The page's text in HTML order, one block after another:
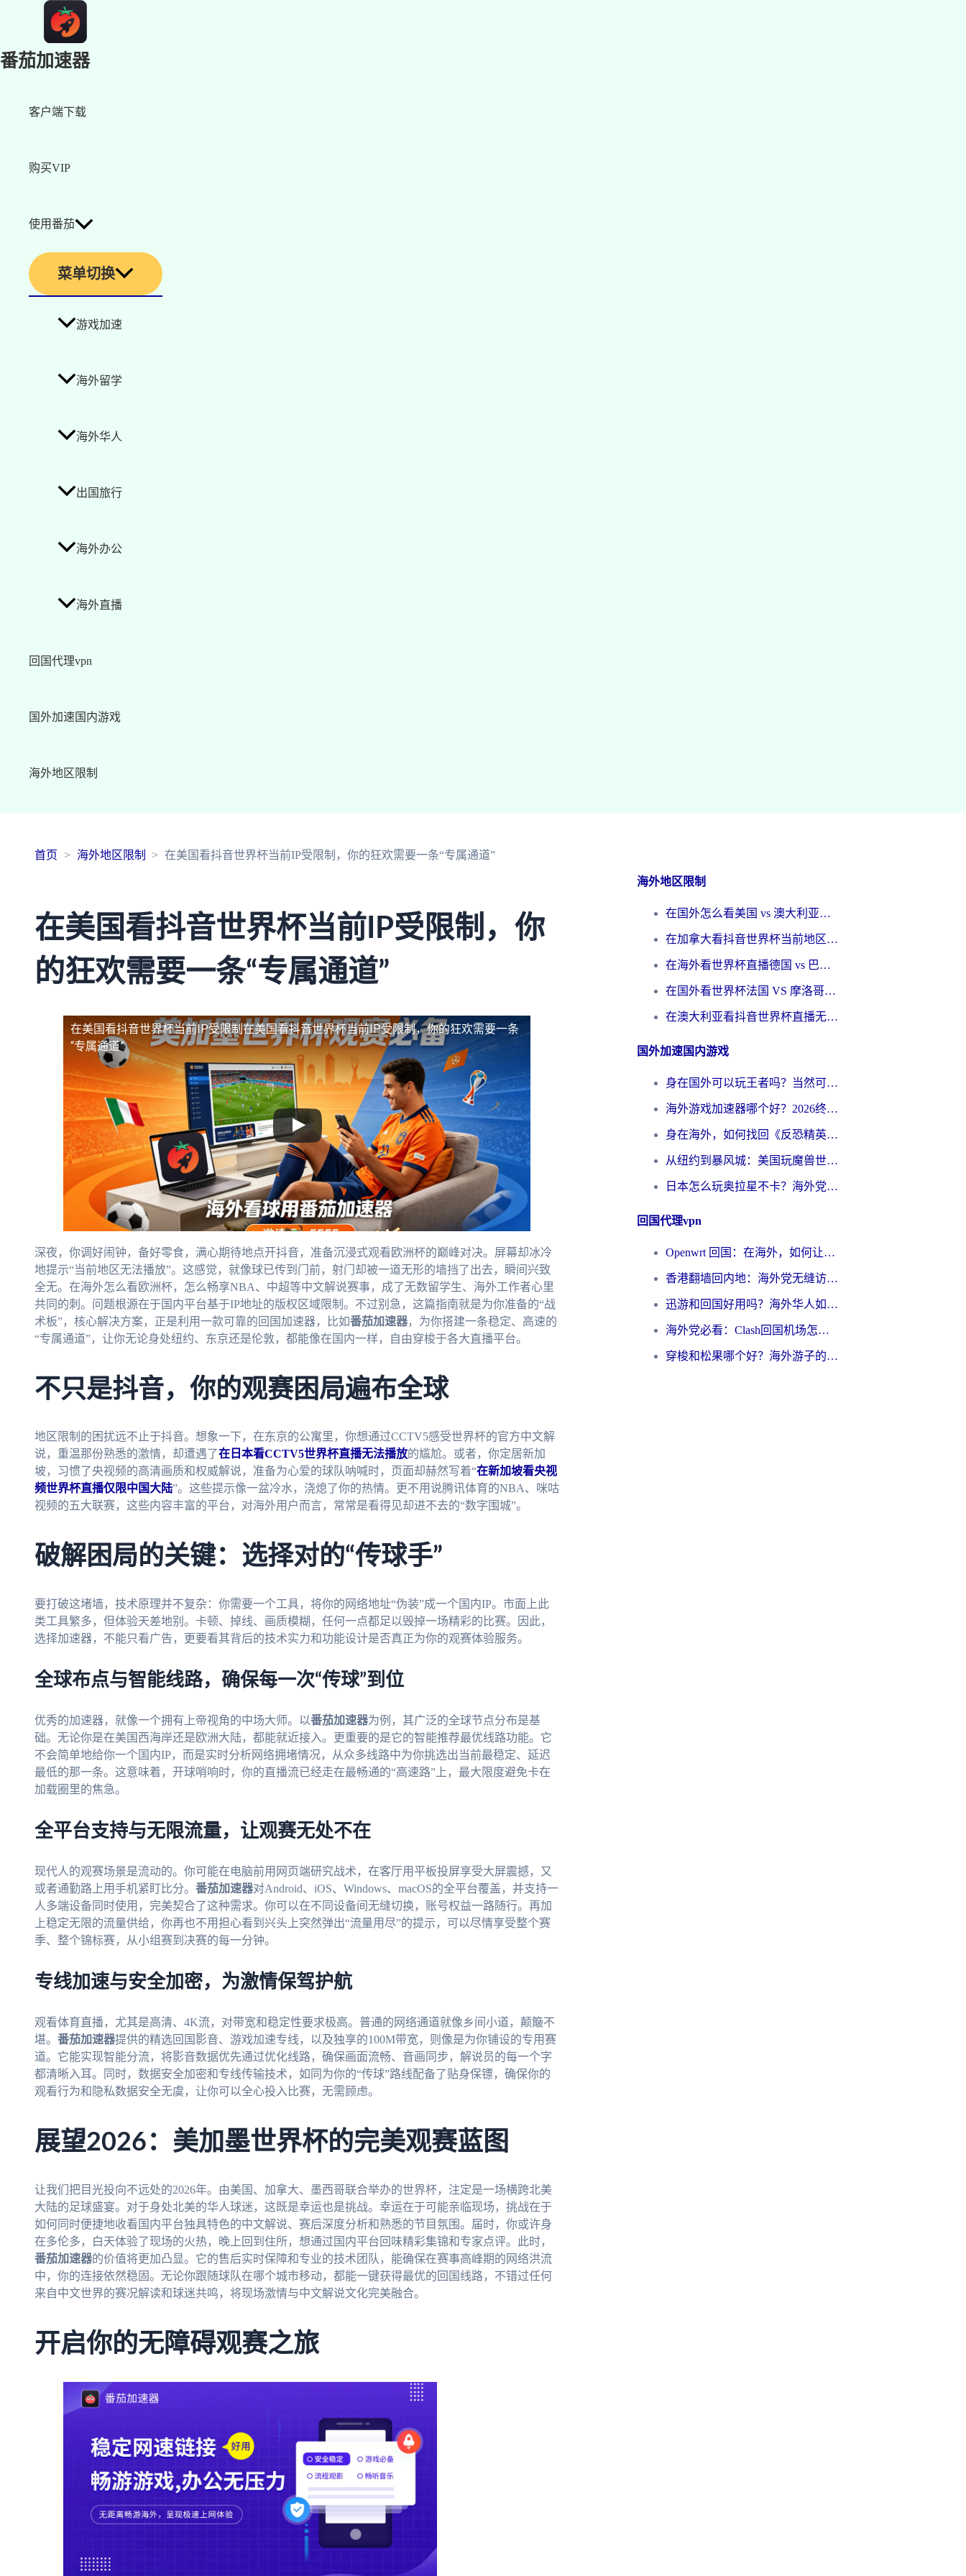
番茄加速器
客户端下载
购买VIP
使用番茄
菜单切换
游戏加速
海外留学
海外华人
出国旅行
海外办公
海外直播
回国代理vpn
国外加速国内游戏
海外地区限制
首页 海外地区限制 在美国看抖音世界杯当前IP受限制，你的狂欢需要一条“专属通道”
在美国看抖音世界杯当前IP受限制，你
的狂欢需要一条“专属通道”
在美国看抖音世界杯当前IP受限制在美国看抖音世界杯当前IP受限制，你的狂欢需要一条
“专属通道”
深夜，你调好闹钟，备好零食，满心期待地点开抖音，准备沉浸式观看欧洲杯的巅峰对决。屏幕却冰冷
地提示“当前地区无法播放”。这感觉，就像球已传到门前，射门却被一道无形的墙挡了出去，瞬间兴致
全无。在海外怎么看欧洲杯，怎么畅享NBA、中超等中文解说赛事，成了无数留学生、海外工作者心里
共同的刺。问题根源在于国内平台基于IP地址的版权区域限制。不过别急，这篇指南就是为你准备的“战
术板”，核心解决方案，正是利用一款可靠的回国加速器，比如番茄加速器，为你搭建一条稳定、高速的
“专属通道”，让你无论身处纽约、东京还是伦敦，都能像在国内一样，自由穿梭于各大直播平台。
不只是抖音，你的观赛困局遍布全球
地区限制的困扰远不止于抖音。想象一下，在东京的公寓里，你想通过CCTV5感受世界杯的官方中文解
说，重温那份熟悉的激情，却遭遇了在日本看CCTV5世界杯直播无法播放的尴尬。或者，你定居新加
坡，习惯了央视频的高清画质和权威解说，准备为心爱的球队呐喊时，页面却赫然写着“在新加坡看央视
频世界杯直播仅限中国大陆”。这些提示像一盆冷水，浇熄了你的热情。更不用说腾讯体育的NBA、咪咕
视频的五大联赛，这些内容丰富的平台，对海外用户而言，常常是看得见却进不去的“数字围城”。
破解困局的关键：选择对的“传球手”
要打破这堵墙，技术原理并不复杂：你需要一个工具，将你的网络地址“伪装”成一个国内IP。市面上此
类工具繁多，但体验天差地别。卡顿、掉线、画质模糊，任何一点都足以毁掉一场精彩的比赛。因此，
选择加速器，不能只看广告，更要看其背后的技术实力和功能设计是否真正为你的观赛体验服务。
全球布点与智能线路，确保每一次“传球”到位
优秀的加速器，就像一个拥有上帝视角的中场大师。以番茄加速器为例，其广泛的全球节点分布是基
础。无论你是在美国西海岸还是欧洲大陆，都能就近接入。更重要的是它的智能推荐最优线路功能。它
不会简单地给你一个国内IP，而是实时分析网络拥堵情况，从众多线路中为你挑选出当前最稳定、延迟
最低的那一条。这意味着，开球哨响时，你的直播流已经走在最畅通的“高速路”上，最大限度避免卡在
加载圈里的焦急。
全平台支持与无限流量，让观赛无处不在
现代人的观赛场景是流动的。你可能在电脑前用网页端研究战术，在客厅用平板投屏享受大屏震撼，又
或者通勤路上用手机紧盯比分。 番茄加速器对Android、iOS、Windows、macOS的全平台覆盖，并支持一
人多端设备同时使用，完美契合了这种需求。你可以在不同设备间无缝切换，账号权益一路随行。再加
上稳定无限的流量供给，你再也不用担心看到兴头上突然弹出“流量用尽”的提示，可以尽情享受整个赛
季、整个锦标赛，从小组赛到决赛的每一分钟。
专线加速与安全加密，为激情保驾护航
观看体育直播，尤其是高清、4K流，对带宽和稳定性要求极高。普通的网络通道就像乡间小道，颠簸不
堪。 番茄加速器提供的精选回国影音、游戏加速专线，以及独享的100M带宽，则像是为你铺设的专用赛
道。它能实现智能分流，将影音数据优先通过优化线路，确保画面流畅、音画同步，解说员的每一个字
都清晰入耳。同时，数据安全加密和专线传输技术，如同为你的“传球”路线配备了贴身保镖，确保你的
观看行为和隐私数据安全无虞，让你可以全心投入比赛，无需顾虑。
展望2026：美加墨世界杯的完美观赛蓝图
让我们把目光投向不远处的2026年。由美国、加拿大、墨西哥联合举办的世界杯，注定是一场横跨北美
大陆的足球盛宴。对于身处北美的华人球迷，这既是幸运也是挑战。幸运在于可能亲临现场，挑战在于
如何同时便捷地收看国内平台独具特色的中文解说、赛后深度分析和熟悉的节目氛围。届时，你或许身
在多伦多，白天体验了现场的火热，晚上回到住所，想通过国内平台回味精彩集锦和专家点评。此时，
番茄加速器的价值将更加凸显。它的售后实时保障和专业的技术团队，能确保在赛事高峰期的网络洪流
中，你的连接依然稳固。无论你跟随球队在哪个城市移动，都能一键获得最优的回国线路，不错过任何
来自中文世界的赛况解读和球迷共鸣，将现场激情与中文解说文化完美融合。
开启你的无障碍观赛之旅
海外地区限制
在国外怎么看美国 vs 澳大利亚世界杯直播？海外党必藏的中文解说观赛指南
在加拿大看抖音世界杯当前地区不可播放？海外党体育观赛终极指南
在海外看世界杯直播德国 vs 巴拉圭当前IP受限制？这篇指南帮你轻松解决地区限制
在国外看世界杯法国 VS 摩洛哥仅限中国大陆？别让地域限制拦下你的欢呼
在澳大利亚看抖音世界杯直播无法播放？海外党体育观赛终极指南来了！
国外加速国内游戏
身在国外可以玩王者吗？当然可以，但你需要这份“加速”指南
海外游戏加速器哪个好？2026终极指南帮你畅玩国服+解决卡顿难题
身在海外，如何找回《反恐精英：全球攻势》国服的丝滑手感？一份给你的终极指南
从纽约到暴风城：美国玩魔兽世界，如何找到你的最佳网络航线
日本怎么玩奥拉星不卡？海外党国服游戏加速器选择全攻略
回国代理vpn
Openwrt 回国：在海外，如何让家的网络触手可及
香港翻墙回内地：海外党无缝访问国内资源的加速器选择全攻略
迅游和回国好用吗？海外华人如何选择靠谱的回国加速器
海外党必看：Clash回国机场怎么选？一篇搞定无缝访问国内资源的全攻略
穿梭和松果哪个好？海外游子的数字归乡路，到底该怎么选